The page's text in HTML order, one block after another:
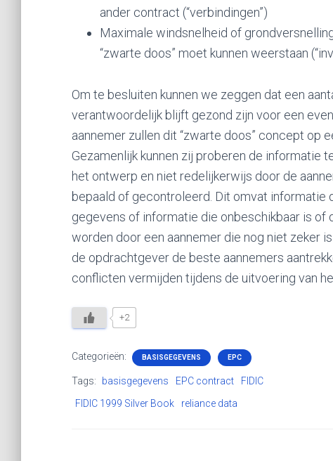
ander contract (“verbindingen”)
Maximale windsnelheid of
“zwarte doos” moet kunnen weerstaan
Om te besluiten kunnen we zeggen dat een
verantwoordelijk blijft gezond zijn voor een
aannemer zullen dit “zwarte doos” concept op
Gezamenlijk kunnen zij proberen de
het ontwerp en niet redelijkerwijs door de
bepaald of gecontroleerd. Dit omvat informatie
gegevens of informatie die onbeschikbaar is of
worden door een aannemer die nog niet zeker
de opdrachtgever de beste aannemers
conflicten vermijden tijdens de uitvoering van
+2
Categorieën: BASISGEGEVENS EPC
Tags: basisgegevens EPC contract
FIDIC
FIDIC 1999 Silver Book
reliance data